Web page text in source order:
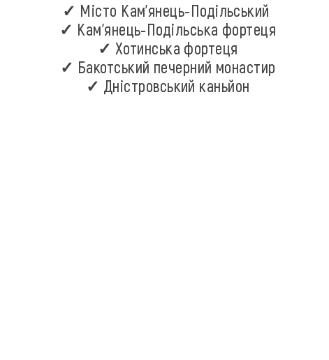
✓ Місто Кам'янець-Подільський
✓ Кам'янець-Подільська фортеця
✓ Хотинська фортеця
✓ Бакотський печерний монастир
✓ Дністровський каньйон